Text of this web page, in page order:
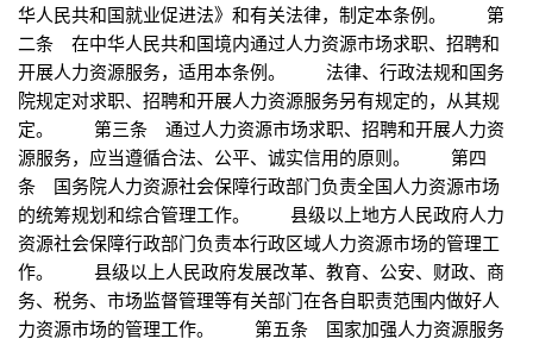
华人民共和国就业促进法》和有关法律，制定本条例。 第
二条 在中华人民共和国境内通过人力资源市场求职、招聘和
开展人力资源服务，适用本条例。 法律、行政法规和国务
院规定对求职、招聘和开展人力资源服务另有规定的，从其规
定。 第三条 通过人力资源市场求职、招聘和开展人力资
源服务，应当遵循合法、公平、诚实信用的原则。 第四
条 国务院人力资源社会保障行政部门负责全国人力资源市场
的统筹规划和综合管理工作。 县级以上地方人民政府人力
资源社会保障行政部门负责本行政区域人力资源市场的管理工
作。 县级以上人民政府发展改革、教育、公安、财政、商
务、税务、市场监督管理等有关部门在各自职责范围内做好人
力资源市场的管理工作。 第五条 国家加强人力资源服务